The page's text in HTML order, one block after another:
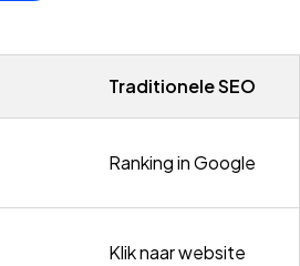
Traditionele SEO
Ranking in Google
Klik naar website